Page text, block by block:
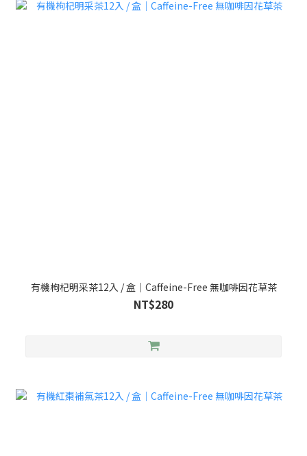
有機枸杞明采茶12入 / 盒｜Caffeine-Free 無咖啡因花草茶
NT$280